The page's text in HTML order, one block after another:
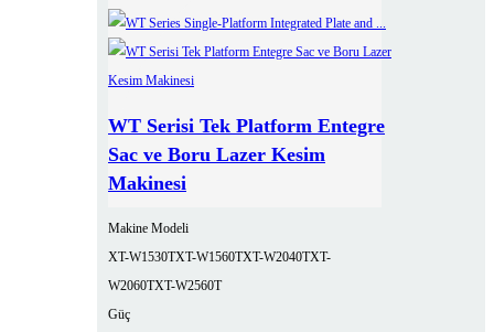
WT Serisi Tek Platform Entegre
Sac ve Boru Lazer Kesim
Makinesi
Makine Modeli
XT-W1530TXT-W1560TXT-W2040TXT-
W2060TXT-W2560T
Güç